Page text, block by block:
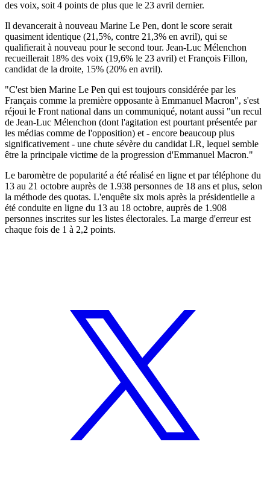
des voix, soit 4 points de plus que le 23 avril dernier.
Il devancerait à nouveau Marine Le Pen, dont le score serait
quasiment identique (21,5%, contre 21,3% en avril), qui se
qualifierait à nouveau pour le second tour. Jean-Luc Mélenchon
recueillerait 18% des voix (19,6% le 23 avril) et François Fillon,
candidat de la droite, 15% (20% en avril).
"C'est bien Marine Le Pen qui est toujours considérée par les
Français comme la première opposante à Emmanuel Macron", s'est
réjoui le Front national dans un communiqué, notant aussi "un recul
de Jean-Luc Mélenchon (dont l'agitation est pourtant présentée par
les médias comme de l'opposition) et - encore beaucoup plus
significativement - une chute sévère du candidat LR, lequel semble
être la principale victime de la progression d'Emmanuel Macron."
Le baromètre de popularité a été réalisé en ligne et par téléphone du
13 au 21 octobre auprès de 1.938 personnes de 18 ans et plus, selon
la méthode des quotas. L'enquête six mois après la présidentielle a
été conduite en ligne du 13 au 18 octobre, auprès de 1.908
personnes inscrites sur les listes électorales. La marge d'erreur est
chaque fois de 1 à 2,2 points.